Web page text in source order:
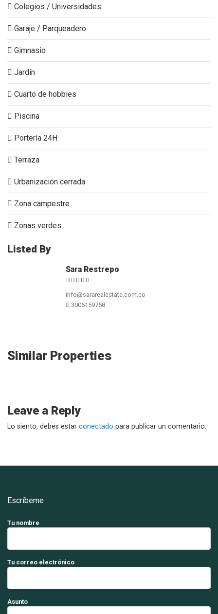
Colegios / Universidades
Garaje / Parqueadero
Gimnasio
Jardín
Cuarto de hobbies
Piscina
Portería 24H
Terraza
Urbanización cerrada
Zona campestre
Zonas verdes
Listed By
Sara Restrepo
info@sararealestate.com.co
3006159758
Similar Properties
Leave a Reply
Lo siento, debes estar conectado para publicar un comentario.
Escríbeme
Tu nombre
Tu correo electrónico
Asunto